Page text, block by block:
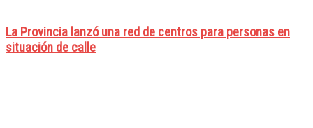
La Provincia lanzó una red de centros para personas en
situación de calle